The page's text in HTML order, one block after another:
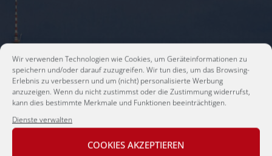
Wir verwenden Technologien wie Cookies, um Geräteinformationen zu
speichern und/oder darauf zuzugreifen. Wir tun dies, um das Browsing-
Erlebnis zu verbessern und um (nicht) personalisierte Werbung
anzuzeigen. Wenn du nicht zustimmst oder die Zustimmung widerrufst,
kann dies bestimmte Merkmale und Funktionen beeinträchtigen.
Dienste verwalten
COOKIES AKZEPTIEREN